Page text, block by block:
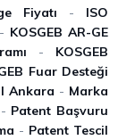
Fiyatı - ISO
- KOSGEB AR-GE
- KOSGEB
Fuar Desteği
Ankara - Marka
- Patent Başvuru
- Patent Tescil